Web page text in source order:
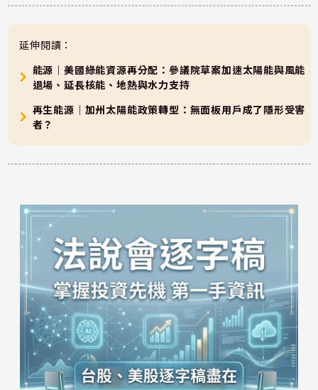
延伸閱讀：
能源｜美國綠能資源再分配：參議院草案加速太陽能與風能
退場、延長核能、地熱與水力支持
再生能源｜加州太陽能政策轉型：無面板用戶成了隱形受害
者？